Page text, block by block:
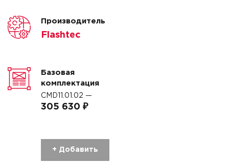
Производитель
Flashtec
Базовая
комплектация
CMD11.01.02 —
305 630 ₽
+ Добавить